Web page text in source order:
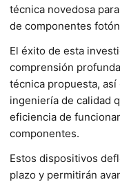
técnica novedosa
de componentes
El éxito de esta
comprensión
técnica propuesta,
ingeniería de calidad
eficiencia de
componentes.
Estos dispositivos
plazo y permitirán